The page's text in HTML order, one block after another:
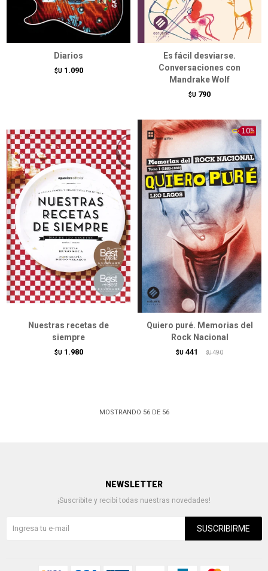
Diarios
$U 1.090
Es fácil desviarse.
Conversaciones con
Mandrake Wolf
$U 790
Nuestras recetas de
siempre
$U 1.980
Quiero puré. Memorias del
Rock Nacional
$U 441 $U 490
MOSTRANDO 56DE 56
NEWSLETTER
¡Suscribite y recibí todas nuestras novedades!
SUSCRIBIRME